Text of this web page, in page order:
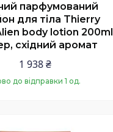
парфумований
для тіла Thierry
body lotion 200ml
східний аромат
1 938 ₴
до відправки 1 од.